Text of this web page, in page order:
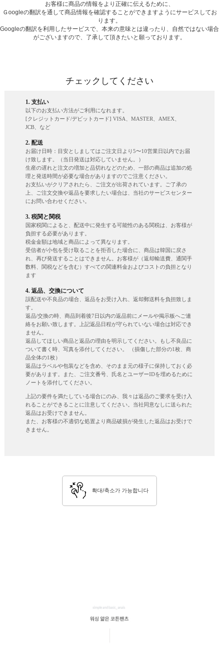
お客様に商品の情報をより正確に伝えるために、
Ｇoogleの翻訳を通して商品情報を確認することができますようにサービスしてお
ります。
Googleの翻訳を利用したサービスで、本来の意味とは違ったり、自然ではない場合
がございますので、了承して頂きたいと願っております。
チェックしてください
1. 支払い
以下のお支払い方法がご利用になれます。
[クレジットカード/デビットカード] VISA、MASTER、AMEX、
JCB、など
2. 配送
お届け日時：目安としましてはご注文日より5〜10営業日以内でお届
け致します。（当日発送は対応していません。）
生産の遅れと注文の増加と品切れなどのため、一部の商品は追加の処
理と発送時間が必要な場合がありますのでご注意ください。
お支払いがクリアされたら、ご注文が出荷されています。ご了承の
上、ご注文交換や返品を要求したい場合は、当社のサービスセンター
にお問い合わせください。
3. 税関と関税
国家税関によると、配送中に発生する可能性のある関税は、お客様が
負担する必要があります。
税金金額は地域と商品によって異なります。
受信者が小包を受け取ることを拒否した場合に、商品は韓国に戻さ
れ、再び発送することはできません。お客様が（返却輸送費、通関手
数料、関税などを含む）すべての関連料金およびコストの負担となり
ます
4. 返品、交換について
誤配送や不良品の場合、返品をお受け入れ、返却郵送料を負担致しま
す。
返品/交換の時、商品到着後7日以内の返品前にメールや掲示板へご連
絡をお願い致します。上記返品日程が守られていない場合は対応でき
ません。
返品してほしい商品と返品の理由を明示してください。もし不良品に
ついて書く時、写真を添付してください。 （損傷した部分の1枚、商
品全体の1枚）
返品はラベルや包装などを含め、そのまま元の様子に保持しておく必
要があります。また、ご注文番号、氏名とユーザーIDを埋めるために
ノートを添付してください。
上記の要件を満たしている場合にのみ、我々は返品のご要求を受け入
れることができることに注意してください。当社同意なしに送られた
返品はお受けできません。
また、お客様の不適切な処置より商品破損が発生した返品はお受けで
きません。
확대/축소가 가능합니다